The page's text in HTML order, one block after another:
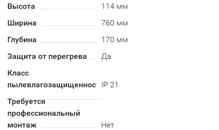
Высота
114 мм
Ширина
760 мм
Глубина
170 мм
Защита от перегрева
Да
Класс
пылевлагозащищенностиIP 21
Требуется
профессиональный
монтаж
Нет